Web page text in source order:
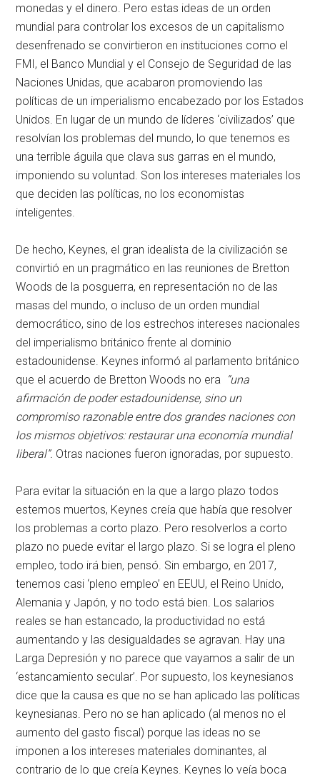
monedas y el dinero. Pero estas ideas de un orden
mundial para controlar los excesos de un capitalismo
desenfrenado se convirtieron en instituciones como el
FMI, el Banco Mundial y el Consejo de Seguridad de las
Naciones Unidas, que acabaron promoviendo las
políticas de un imperialismo encabezado por los Estados
Unidos. En lugar de un mundo de líderes ‘civilizados’ que
resolvían los problemas del mundo, lo que tenemos es
una terrible águila que clava sus garras en el mundo,
imponiendo su voluntad. Son los intereses materiales los
que deciden las políticas, no los economistas
inteligentes.
De hecho, Keynes, el gran idealista de la civilización se
convirtió en un pragmático en las reuniones de Bretton
Woods de la posguerra, en representación no de las
masas del mundo, o incluso de un orden mundial
democrático, sino de los estrechos intereses nacionales
del imperialismo británico frente al dominio
estadounidense. Keynes informó al parlamento británico
que el acuerdo de Bretton Woods no era
“una
afirmación de poder estadounidense, sino un
compromiso razonable entre dos grandes naciones con
los mismos objetivos: restaurar una economía mundial
liberal”. Otras naciones fueron ignoradas, por supuesto.
Para evitar la situación en la que a largo plazo todos
estemos muertos, Keynes creía que había que resolver
los problemas a corto plazo. Pero resolverlos a corto
plazo no puede evitar el largo plazo. Si se logra el pleno
empleo, todo irá bien, pensó. Sin embargo, en 2017,
tenemos casi ‘pleno empleo’ en EEUU, el Reino Unido,
Alemania y Japón, y no todo está bien. Los salarios
reales se han estancado, la productividad no está
aumentando y las desigualdades se agravan. Hay una
Larga Depresión y no parece que vayamos a salir de un
‘estancamiento secular’. Por supuesto, los keynesianos
dice que la causa es que no se han aplicado las políticas
keynesianas. Pero no se han aplicado (al menos no el
aumento del gasto fiscal) porque las ideas no se
imponen a los intereses materiales dominantes, al
contrario de lo que creía Keynes. Keynes lo veía boca